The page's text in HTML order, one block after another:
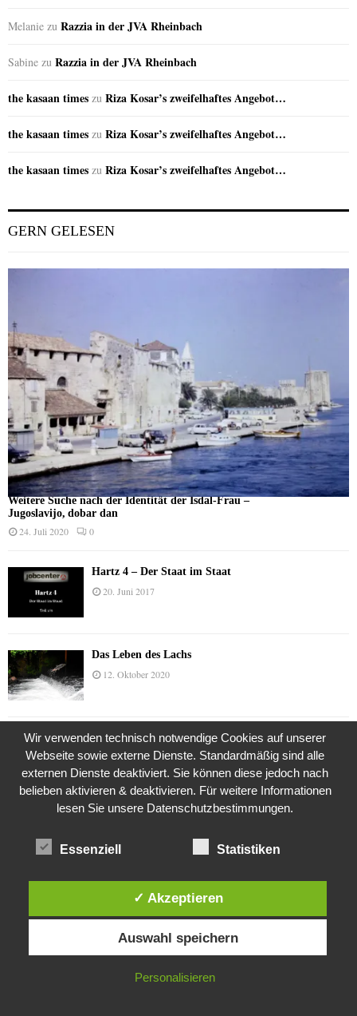
Melanie zu Razzia in der JVA Rheinbach
Sabine zu Razzia in der JVA Rheinbach
the kasaan times zu Riza Kosar’s zweifelhaftes Angebot…
the kasaan times zu Riza Kosar’s zweifelhaftes Angebot…
the kasaan times zu Riza Kosar’s zweifelhaftes Angebot…
GERN GELESEN
Weitere Suche nach der Identität der Isdal-Frau –
Jugoslavijo, dobar dan
24. Juli 2020 0
Hartz 4 – Der Staat im Staat
20. Juni 2017
Das Leben des Lachs
12. Oktober 2020
Die Geschichte der Kubushäuser
9. Juli 2018
Die Brexit-Lüge (1/8 Teil)
Diese Website verwendet Cookies. Durch die weitere Nutzung dieser
Website stimmst du der Verwendung von Cookies zu.
IN ORDNUNG
Wir verwenden technisch notwendige Cookies auf unserer
Webseite sowie externe Dienste. Standardmäßig sind alle
externen Dienste deaktiviert. Sie können diese jedoch nach
belieben aktivieren & deaktivieren. Für weitere Informationen
lesen Sie unsere Datenschutzbestimmungen.
Essenziell Statistiken
✓ Akzeptieren
Auswahl speichern
Personalisieren